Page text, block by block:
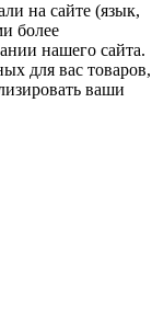
на сайте (язык,
более
нашего сайта.
для вас товаров,
ваши